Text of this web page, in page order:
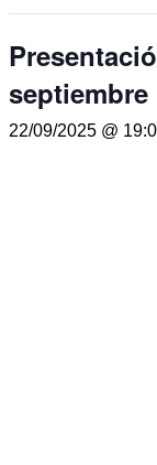
septiembre
22/09/2025 @